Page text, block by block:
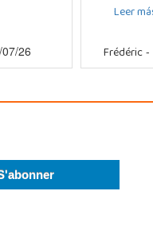
26
Leer
Frédéric-